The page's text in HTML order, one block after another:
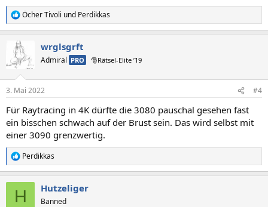
R
e
i
e
:
Öcher Tivoli und Perdikkas
wrglsgrft
Admiral PRO 🎅Rätsel-Elite ’19
3. Mai 2022 #4
Für Raytracing in 4K dürfte die 3080 pauschal gesehen fast
ein bisschen schwach auf der Brust sein. Das wird selbst mit
einer 3090 grenzwertig.
R
e
Perdikkas
H Hutzeliger
Banned